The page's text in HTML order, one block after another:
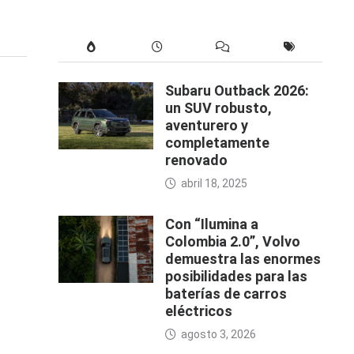
Subaru Outback 2026:
un SUV robusto,
aventurero y
completamente
renovado
abril 18, 2025
Con “Ilumina a
Colombia 2.0”, Volvo
demuestra las enormes
posibilidades para las
baterías de carros
eléctricos
agosto 3, 2026